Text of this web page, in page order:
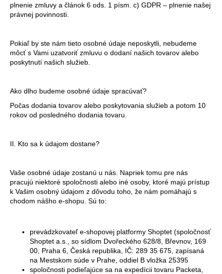
plnenie zmluvy a článok 6 ods. 1 písm. c) GDPR – plnenie našej
právnej povinnosti.
Pokiaľ by ste nám tieto osobné údaje neposkytli, nebudeme
môcť s Vami uzatvoriť zmluvu o dodaní našich tovarov alebo
poskytnutí našich služieb.
Ako dlho budeme osobné údaje spracúvať?
Počas dodania tovarov alebo poskytovania služieb a potom 10
rokov od posledného dodania tovaru.
II. Kto sa k údajom dostane?
Vaše osobné údaje zostanú u nás. Napriek tomu pre nás
pracujú niektoré spoločnosti alebo iné osoby, ktoré majú prístup
k Vašim osobný údajom z dôvodu toho, že nám pomáhajú s
chodom nášho e-shopu. Sú to:
prevádzkovateľ e-shopovej platformy Shoptet (spoločnosť
Shoptet a.s., so sídlom Dvořeckého 628/8, Břevnov, 169
00, Praha 6, Česká republika, IČ: 289 35 675, zapísaná
na Mestskom súde v Prahe, oddiel B vložka 25395
spoločnosti podieľajúce sa na expedícii tovaru Packeta,